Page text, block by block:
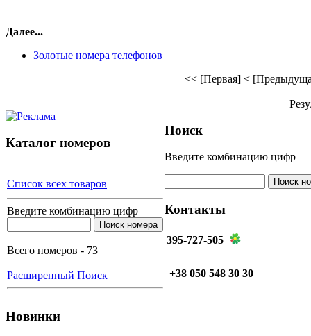
Далее...
Золотые номера телефонов
<< [Первая] <
Каталог номеров
Список всех товаров
Введите комбинацию цифр
Всего номеров - 73
Расширенный Поиск
Новинки
Поиск
Введите комбинацию цифр
Контакты
395-727-505
+38 050 548 30 30